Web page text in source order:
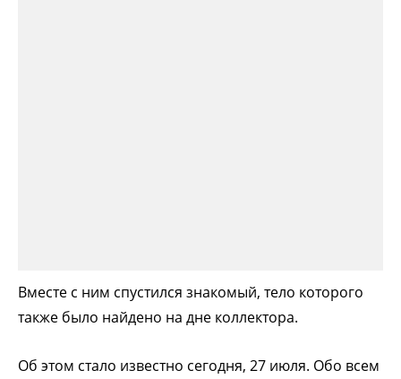
Вместе с ним спустился знакомый, тело которого
также было найдено на дне коллектора.
Об этом стало известно сегодня, 27 июля. Обо всем